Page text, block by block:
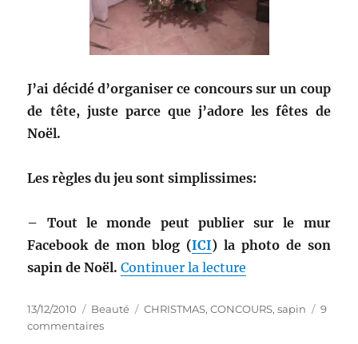
J’ai décidé d’organiser ce concours sur un coup
de tête, juste parce que j’adore les fêtes de
Noël.
Les règles du jeu sont simplissimes:
– Tout le monde peut publier sur le mur
Facebook de mon blog (ICI) la photo de son
sapin de Noël. Continuer la lecture
Publié
le
13/12/2010 Catégories
Beauté Étiquettes
CHRISTMAS,CONCOURS,sapin
9
commentairessur